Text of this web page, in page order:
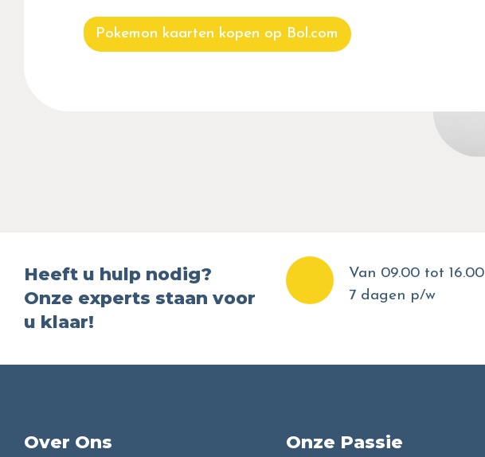
Pokemon kaarten kopen op Bol.com
Heeft u hulp nodig?
Onze experts staan voor
u klaar!
Van 09.00 tot 16.00
7 dagen p/w
Over Ons Onze Passie